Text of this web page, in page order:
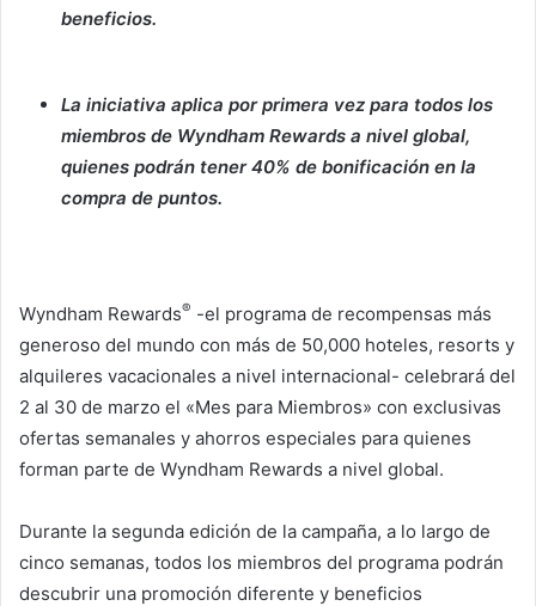
beneficios.
La iniciativa aplica por primera vez para todos los
miembros de Wyndham Rewards a nivel global,
quienes podrán tener 40% de bonificación en la
compra de puntos.
Wyndham Rewards® -el programa de recompensas más
generoso del mundo con más de 50,000 hoteles, resorts y
alquileres vacacionales a nivel internacional- celebrará del
2 al 30 de marzo el «Mes para Miembros» con exclusivas
ofertas semanales y ahorros especiales para quienes
forman parte de Wyndham Rewards a nivel global.
Durante la segunda edición de la campaña, a lo largo de
cinco semanas, todos los miembros del programa podrán
descubrir una promoción diferente y beneficios